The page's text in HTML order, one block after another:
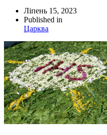
Ліпень 15, 2023
Published in
Царква